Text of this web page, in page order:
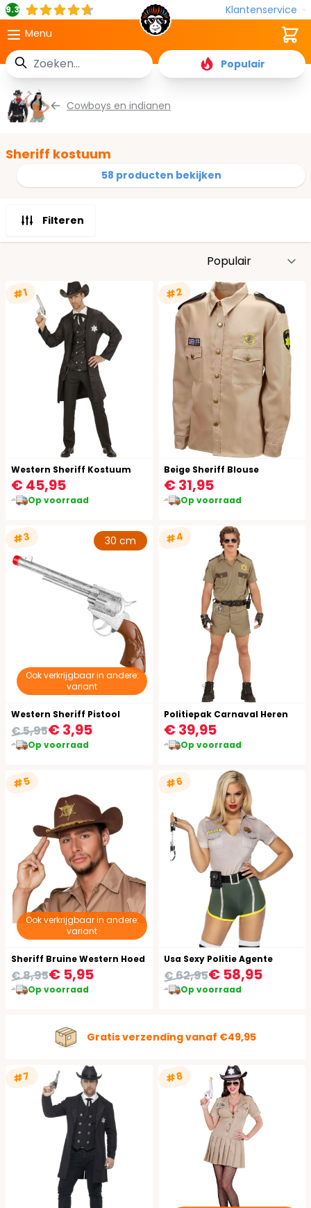
9.3
Klantenservice
Menu
Zoek
Populair
Cart
Cowboys en indianen
Sheriff kostuum
58 producten bekijken
Filteren
#1
Western Sheriff Kostuum
€ 45,95
Op voorraad
#2
Beige Sheriff Blouse
€ 31,95
Op voorraad
#3
Ook verkrijgbaar in andere:
variant
30 cm
Western Sheriff Pistool
€ 3,95
€ 5,95
Op voorraad
#4
Politiepak Carnaval Heren
€ 39,95
Op voorraad
#5
Ook verkrijgbaar in andere:
variant
Sheriff Bruine Western Hoed
€ 5,95
€ 8,95
Op voorraad
#6
Usa Sexy Politie Agente
€ 58,95
€ 62,95
Op voorraad
Gratis verzending vanaf €49,95
#7 #8